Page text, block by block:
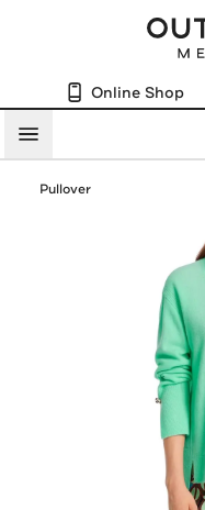
Online Shop
Menü
Pullover